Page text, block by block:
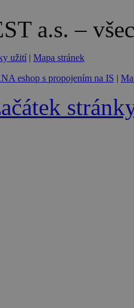
a.s. –
užití | Mapa stránek
eshop s propojením na IS |